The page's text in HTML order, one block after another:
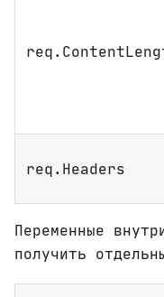
req.Headers
Переменные
получить